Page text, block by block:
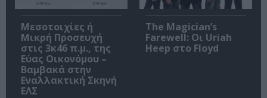
Μεσοτοιχίες ή
Μικρή Προσευχή
στις 3κ46 π.μ., της
Εύας Οικονόμου –
Βαμβακά στην
Εναλλακτική Σκηνή
ΕΛΣ
The Magician’s
Farewell: Οι Uriah
Heep στο Floyd